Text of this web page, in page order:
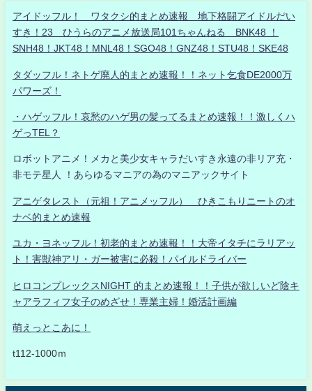
アイドッフル！ ワタクシ的まとめ速報 地下格闘アイドルだい
すき！23 ひうらのアニメ放送局101ちゃんねる BNK48 ！
SNH48！JKT48！MNL48！SGO48！GNZ48！STU48！SKE48
タダッフル！ネトゲ廃人的まとめ速報！！ネット乞食DE2000万
パワーズ！
・ハゲッフル！哀愁のハゲ男の髪ってるまとめ速報！！激しくハ
ゲっTEL？
ロボットアニメ！メカと美少女キャラだいすき永遠の非リア充・
非モテ星人 ！あらゆるマニアの為のマニアックサイト
アニゲタレスト（元祖！アニメッフル） ひきこもりニートのオ
ナベ的まとめ速報
ユカ・ヨネッフル！初老的まとめ速報！！大帝イタチにラリアッ
ト！害獣神アリ・ガー被害に必殺！パイルドライバー
ヒロコンプレックスNIGHT 的まとめ速報！！子供が欲しいど陰キ
ャアラフィフ女子のめざせ！専業主婦！婚活計画編
萌えっとこあに！
t112-1000ｍ